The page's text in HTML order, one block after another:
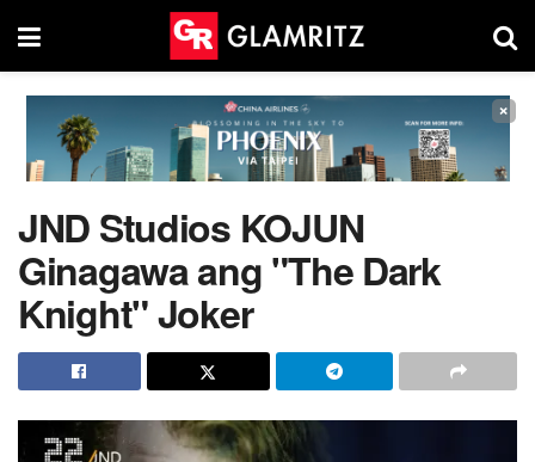
×
JND Studios KOJUN
Ginagawa ang "The Dark
Knight" Joker